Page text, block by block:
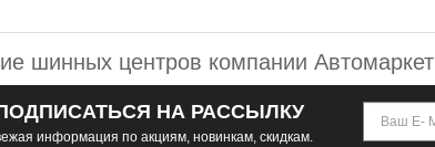
шинных центров компании Автомаркет
НА РАССЫЛКУ
информация по акциям, новинкам, скидкам.